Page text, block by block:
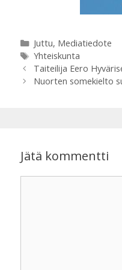
Kategoriat
Juttu, Mediatiedote
Avainsanat
Yhteiskunta
Taiteilija Eero
Nuorten somekielto
Jätä kommentti